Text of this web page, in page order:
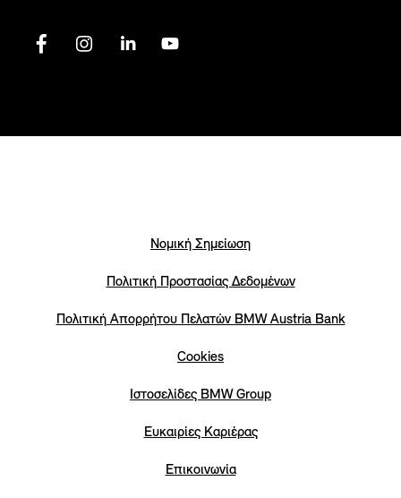
Νομική Σημείωση
Πολιτική Προστασίας Δεδομένων
Πολιτική Απορρήτου Πελατών ΒΜW Austria Bank
Cookies
Iστοσελίδες BMW Group
Eυκαιρίες Καριέρας
Επικοινωνία